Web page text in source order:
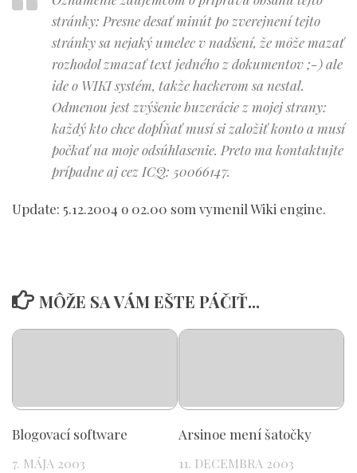
stránky: Presne desať minút po zverejnení tejto
stránky sa nejaký umelec v nadšení, že môže mazať
rozhodol zmazať text jedného z dokumentov ;-) ale
ide o WIKI systém, takže hackerom sa nestal.
Odmenou jest zvýšenie buzerácie z mojej strany:
každý kto chce dopĺňať musí si založiť konto a musí
počkať na moje odsúhlasenie. Preto ma kontaktujte
prípadne aj cez ICQ: 50066147.
Update: 5.12.2004 o 02.00 som vymenil Wiki engine.
MÔŽE SA VÁM EŠTE PÁČIŤ...
Blogovací software
7. MÁJA 2003
Arsinoe mení šatočky
11. DECEMBRA 2003